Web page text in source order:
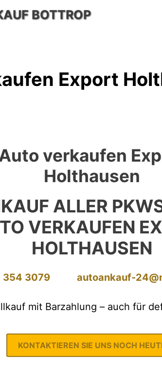
BOTTROP
Export
verkaufen
Holthausen
ALLER
VERKAUFEN
HOLTHAUSEN
354 3079 autoankauf-
mit Barzahlung – auch für
KONTAKTIEREN SIE UNS NOCH